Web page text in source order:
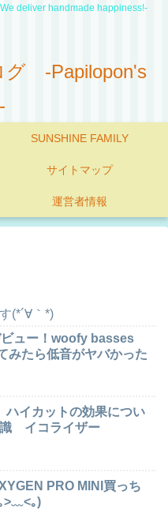
deliver handmade happiness!-
グ -Papilopon's
SUNSHINE FAMILY
サイトマップ
運営者情報
(*´∀｀*)
ュー！woofy basses
みたら低音がヤバかった
ハイカットの効果につい
イコライザー
PRO MINI買っち
>﹏<｡)